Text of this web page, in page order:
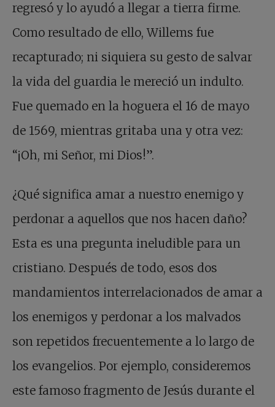
regresó y lo ayudó a llegar a tierra firme.
Como resultado de ello, Willems fue
recapturado; ni siquiera su gesto de salvar
la vida del guardia le mereció un indulto.
Fue quemado en la hoguera el 16 de mayo
de 1569, mientras gritaba una y otra vez:
“¡Oh, mi Señor, mi Dios!”.
¿Qué significa amar a nuestro enemigo y
perdonar a aquellos que nos hacen daño?
Esta es una pregunta ineludible para un
cristiano. Después de todo, esos dos
mandamientos interrelacionados de amar a
los enemigos y perdonar a los malvados
son repetidos frecuentemente a lo largo de
los evangelios. Por ejemplo, consideremos
este famoso fragmento de Jesús durante el